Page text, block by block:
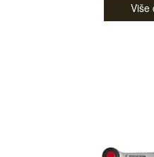
Više